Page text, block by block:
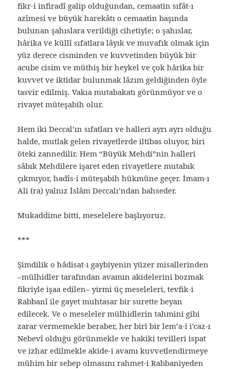
fikr-i infiradî galip olduğundan, cemaatin sıfât-ı
azîmesi ve büyük harekâtı o cemaatin başında
bulunan şahıslara verildiği cihetiyle; o şahıslar,
hârika ve küllî sıfatlara lâyık ve muvafık olmak için
yüz derece cisminden ve kuvvetinden büyük bir
acube cisim ve müthiş bir heykel ve çok hârika bir
kuvvet ve iktidar bulunmak lâzım geldiğinden öyle
tasvir edilmiş. Vakıa mutabakatı görünmüyor ve o
rivayet müteşabih olur.
Hem iki Deccal’ın sıfatları ve halleri ayrı ayrı olduğu
halde, mutlak gelen rivayetlerde iltibas oluyor, biri
öteki zannedilir. Hem “Büyük Mehdi”nin halleri
sâbık Mehdilere işaret eden rivayetlere mutabık
çıkmıyor, hadîs-i müteşabih hükmüne geçer. İmam-ı
Ali (ra) yalnız İslâm Deccalı’ndan bahseder.
Mukaddime bitti, meselelere başlıyoruz.
***
Şimdilik o hâdisat-ı gaybiyenin yüzer misallerinden
–mülhidler tarafından avamın akidelerini bozmak
fikriyle işaa edilen– yirmi üç meseleleri, tevfik-i
Rabbanî ile gayet muhtasar bir surette beyan
edilecek. Ve o meseleler mülhidlerin tahmini gibi
zarar vermemekle beraber, her biri bir lem’a-i i’caz-ı
Nebevî olduğu görünmekle ve hakiki tevilleri ispat
ve izhar edilmekle akide-i avamı kuvvetlendirmeye
mühim bir sebep olmasını rahmet-i Rabbaniyeden